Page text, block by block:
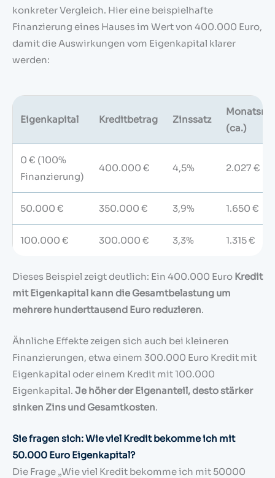
konkreter Vergleich. Hier eine beispielhafte
Finanzierung eines Hauses im Wert von 400.000 Euro,
damit die Auswirkungen vom Eigenkapital klarer
werden:
Eigenkapital Kreditbetrag Zinssatz
(ca.)
0 € (100%
Finanzierung)
400.000 € 4,5% 2.027 €
50.000 € 350.000 € 3,9% 1.650 €
100.000 € 300.000 € 3,3% 1.315 €
Dieses Beispiel zeigt deutlich: Ein 400.000 Euro Kredit
mit Eigenkapital kann die Gesamtbelastung um
mehrere hunderttausend Euro reduzieren.
Ähnliche Effekte zeigen sich auch bei kleineren
Finanzierungen, etwa einem 300.000 Euro Kredit mit
Eigenkapital oder einem Kredit mit 100.000
Eigenkapital. Je höher der Eigenanteil, desto stärker
sinken Zins und Gesamtkosten.
Sie fragen sich: Wie viel Kredit bekomme ich mit
50.000 Euro Eigenkapital?
Die Frage „Wie viel Kredit bekomme ich mit 50000